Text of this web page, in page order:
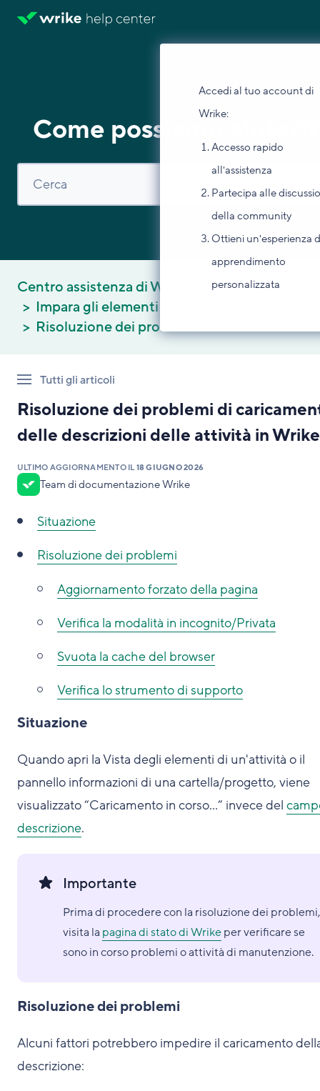
Accedi al tuo account di
Wrike:
Accesso rapido
all'assistenza
Partecipa alle
della community
Ottieni un'esperienza
apprendimento
personalizzata
Come possiamo
Centro assistenza di Wrike
Impara gli elementi di base
Risoluzione dei problemi
Tutti gli articoli
Risoluzione dei problemi di
delle descrizioni delle attività in Wrike
ULTIMO AGGIORNAMENTO IL 18 GIUGNO 2026
Team di documentazione Wrike
Situazione
Risoluzione dei problemi
Aggiornamento forzato della pagina
Verifica la modalità in incognito/Privata
Svuota la cache del browser
Verifica lo strumento di supporto
Situazione
Quando apri la Vista degli elementi di un'attività o il
pannello informazioni di una cartella/progetto, viene
visualizzato “Caricamento in corso...” invece del
descrizione.
Importante
Prima di procedere con la risoluzione dei problemi,
visita la pagina di stato di Wrikeper verificare se
sono in corso problemi o attività di manutenzione.
Risoluzione dei problemi
Alcuni fattori potrebbero impedire il caricamento
descrizione: